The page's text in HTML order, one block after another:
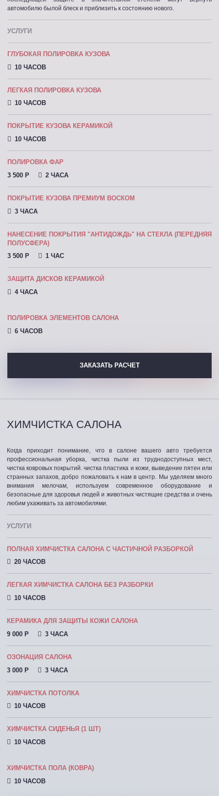
автомобилю былой блеск и приблизить к состоянию нового.
УСЛУГИ
ГЛУБОКАЯ ПОЛИРОВКА КУЗОВА
10 ЧАСОВ
ЛЕГКАЯ ПОЛИРОВКА КУЗОВА
10 ЧАСОВ
ПОКРЫТИЕ КУЗОВА КЕРАМИКОЙ
10 ЧАСОВ
ПОЛИРОВКА ФАР
3 500 P
2 ЧАСА
ПОКРЫТИЕ КУЗОВА ПРЕМИУМ ВОСКОМ
3 ЧАСА
НАНЕСЕНИЕ ПОКРЫТИЯ "АНТИДОЖДЬ" НА СТЕКЛА (ПЕРЕДНЯЯ
ПОЛУСФЕРА)
3 500 P
1 ЧАС
ЗАЩИТА ДИСКОВ КЕРАМИКОЙ
4 ЧАСА
ПОЛИРОВКА ЭЛЕМЕНТОВ САЛОНА
6 ЧАСОВ
ЗАКАЗАТЬ РАСЧЕТ
ХИМЧИСТКА САЛОНА
Когда приходит понимание, что в салоне вашего авто требуется
профессиональная уборка, чистка пыли из труднодоступных мест,
чистка ковровых покрытий. чистка пластика и кожи, выведение пятен или
странных запахов, добро пожаловать к нам в центр. Мы уделяем много
внимания мелочам, используем современное оборудование и
безопасные для здоровья людей и животных чистящие средства и очень
любим ухаживать за автомобилями.
УСЛУГИ
ПОЛНАЯ ХИМЧИСТКА САЛОНА С ЧАСТИЧНОЙ РАЗБОРКОЙ
20 ЧАСОВ
ЛЕГКАЯ ХИМЧИСТКА САЛОНА БЕЗ РАЗБОРКИ
10 ЧАСОВ
КЕРАМИКА ДЛЯ ЗАЩИТЫ КОЖИ САЛОНА
9 000 P
3 ЧАСА
ОЗОНАЦИЯ САЛОНА
3 000 P
3 ЧАСА
ХИМЧИСТКА ПОТОЛКА
10 ЧАСОВ
ХИМЧИСТКА СИДЕНЬЯ (1 ШТ)
10 ЧАСОВ
ХИМЧИСТКА ПОЛА (КОВРА)
10 ЧАСОВ